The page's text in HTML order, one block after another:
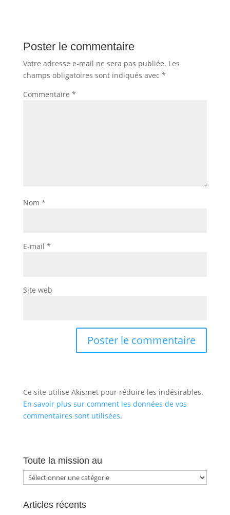
Poster le commentaire
Votre adresse e-mail ne sera pas publiée. Les
champs obligatoires sont indiqués avec *
Commentaire *
Nom *
E-mail *
Site web
Ce site utilise Akismet pour réduire les indésirables.
En savoir plus sur comment les données de vos
commentaires sont utilisées.
Toute la mission au
Toute
la
mission
Articles récents